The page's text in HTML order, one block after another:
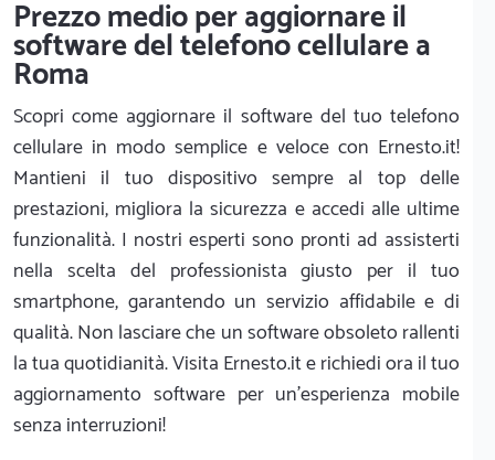
Prezzo medio per aggiornare il
software del telefono cellulare a
Roma
Scopri come aggiornare il software del tuo telefono
cellulare in modo semplice e veloce con Ernesto.it!
Mantieni il tuo dispositivo sempre al top delle
prestazioni, migliora la sicurezza e accedi alle ultime
funzionalità. I nostri esperti sono pronti ad assisterti
nella scelta del professionista giusto per il tuo
smartphone, garantendo un servizio affidabile e di
qualità. Non lasciare che un software obsoleto rallenti
la tua quotidianità. Visita Ernesto.it e richiedi ora il tuo
aggiornamento software per un'esperienza mobile
senza interruzioni!